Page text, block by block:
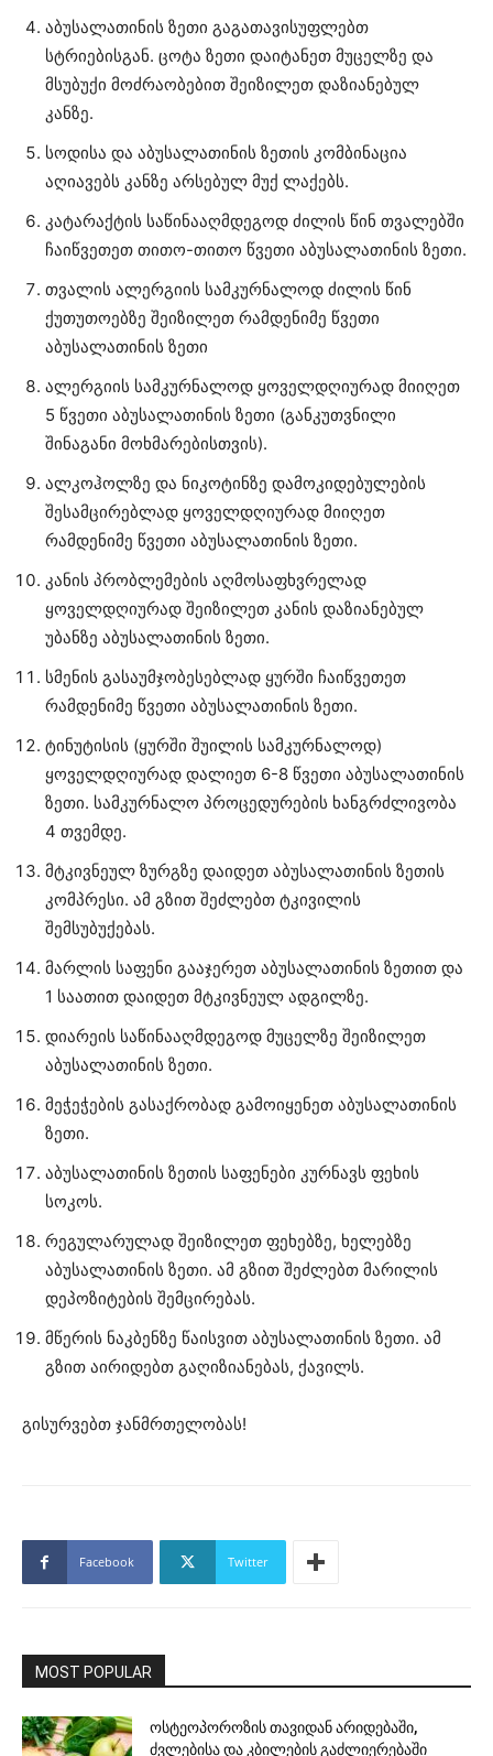
აბუსალათინის ზეთი გაგათავისუფლებთ
სტრიებისგან. ცოტა ზეთი დაიტანეთ მუცელზე და
მსუბუქი მოძრაობებით შეიზილეთ დაზიანებულ
კანზე.
სოდისა და აბუსალათინის ზეთის კომბინაცია
აღიავებს კანზე არსებულ მუქ ლაქებს.
კატარაქტის საწინააღმდეგოდ ძილის წინ თვალებში
ჩაიწვეთეთ თითო-თითო წვეთი აბუსალათინის ზეთი.
თვალის ალერგიის სამკურნალოდ ძილის წინ
ქუთუთოებზე შეიზილეთ რამდენიმე წვეთი
აბუსალათინის ზეთი
ალერგიის სამკურნალოდ ყოველდღიურად მიიღეთ
5 წვეთი აბუსალათინის ზეთი (განკუთვნილი
შინაგანი მოხმარებისთვის).
ალკოჰოლზე და ნიკოტინზე დამოკიდებულების
შესამცირებლად ყოველდღიურად მიიღეთ
რამდენიმე წვეთი აბუსალათინის ზეთი.
კანის პრობლემების აღმოსაფხვრელად
ყოველდღიურად შეიზილეთ კანის დაზიანებულ
უბანზე აბუსალათინის ზეთი.
სმენის გასაუმჯობესებლად ყურში ჩაიწვეთეთ
რამდენიმე წვეთი აბუსალათინის ზეთი.
ტინუტისის (ყურში შუილის სამკურნალოდ)
ყოველდღიურად დალიეთ 6-8 წვეთი აბუსალათინის
ზეთი. სამკურნალო პროცედურების ხანგრძლივობა
4 თვემდე.
მტკივნეულ ზურგზე დაიდეთ აბუსალათინის ზეთის
კომპრესი. ამ გზით შეძლებთ ტკივილის
შემსუბუქებას.
მარლის საფენი გააჯერეთ აბუსალათინის ზეთით და
1 საათით დაიდეთ მტკივნეულ ადგილზე.
დიარეის საწინააღმდეგოდ მუცელზე შეიზილეთ
აბუსალათინის ზეთი.
მეჭეჭების გასაქრობად გამოიყენეთ აბუსალათინის
ზეთი.
აბუსალათინის ზეთის საფენები კურნავს ფეხის
სოკოს.
რეგულარულად შეიზილეთ ფეხებზე, ხელებზე
აბუსალათინის ზეთი. ამ გზით შეძლებთ მარილის
დეპოზიტების შემცირებას.
მწერის ნაკბენზე წაისვით აბუსალათინის ზეთი. ამ
გზით აირიდებთ გაღიზიანებას, ქავილს.
გისურვებთ ჯანმრთელობას!
Facebook Twitter
MOST POPULAR
ოსტეოპოროზის თავიდან არიდებაში,
ძვლებისა და კბილების გაძლიერებაში